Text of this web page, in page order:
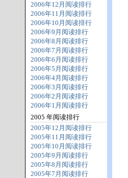
2006年12月阅读排行
2006年11月阅读排行
2006年10月阅读排行
2006年9月阅读排行
2006年8月阅读排行
2006年7月阅读排行
2006年6月阅读排行
2006年5月阅读排行
2006年4月阅读排行
2006年3月阅读排行
2006年2月阅读排行
2006年1月阅读排行
2005 年阅读排行
2005年12月阅读排行
2005年11月阅读排行
2005年10月阅读排行
2005年9月阅读排行
2005年8月阅读排行
2005年7月阅读排行